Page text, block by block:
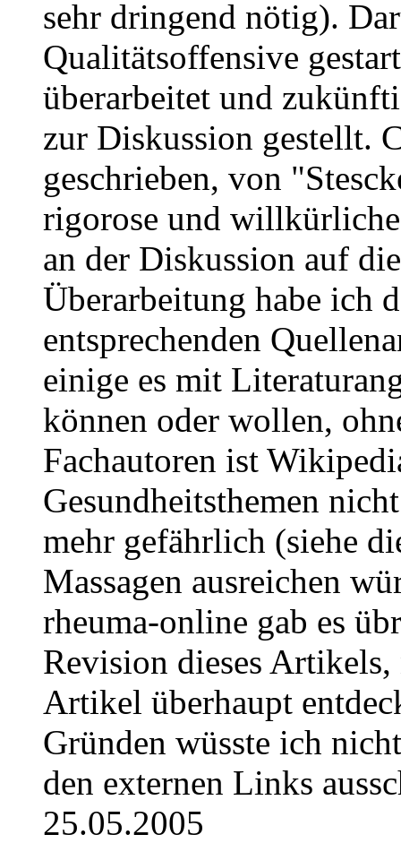
sehr dringend nötig).
Qualitätsoffensive
überarbeitet und
zur Diskussion gestellt.
geschrieben, von
rigorose und
an der Diskussion auf
Überarbeitung habe ich
entsprechenden
einige es mit
können oder wollen,
Fachautoren ist
Gesundheitsthemen
mehr gefährlich (siehe
Massagen ausreichen
rheuma-online gab es
Revision dieses
Artikel überhaupt
Gründen wüsste ich
den externen Links
25.05.2005